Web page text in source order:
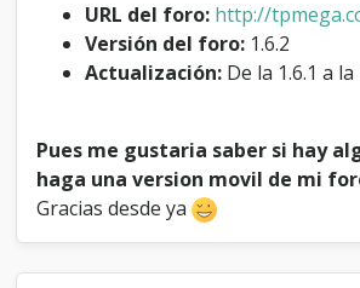
a
m
o
i
l
URL del foro: http://
Versión del foro: 1.6.2
Actualización: De la 1.6.1 a la
Pues me gustaria saber si hay
haga una version movil de mi
Gracias desde ya